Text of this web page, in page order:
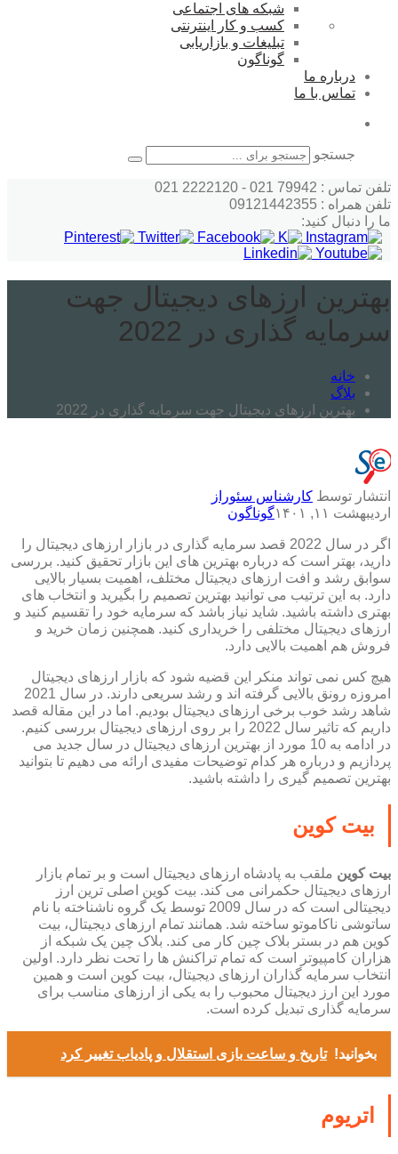
شبکه های اجتماعی
کسب و کار اینترنتی
تبلیغات و بازاریابی
گوناگون
درباره ما
تماس با ما
جستجو
تلفن تماس : 79942 021 - 2222120 021
تلفن همراه : 09121442355
ما را دنبال کنید:
بهترین ارزهای دیجیتال جهت
سرمایه گذاری در 2022
خانه
بلاگ
بهترین ارزهای دیجیتال جهت سرمایه گذاری در 2022
انتشار توسط کارشناس سئوراز
اردیبهشت ۱۱, ۱۴۰۱
گوناگون
اگر در سال 2022 قصد سرمایه گذاری در بازار ارزهای دیجیتال را
دارید، بهتر است که درباره بهترین های این بازار تحقیق کنید. بررسی
سوابق رشد و افت ارزهای دیجیتال مختلف، اهمیت بسیار بالایی
دارد. به این ترتیب می توانید بهترین تصمیم را بگیرید و انتخاب های
بهتری داشته باشید. شاید نیاز باشد که سرمایه خود را تقسیم کنید و
ارزهای دیجیتال مختلفی را خریداری کنید. همچنین زمان خرید و
فروش هم اهمیت بالایی دارد.
هیچ کس نمی تواند منکر این قضیه شود که بازار ارزهای دیجیتال
امروزه رونق بالایی گرفته اند و رشد سریعی دارند. در سال 2021
شاهد رشد خوب برخی ارزهای دیجیتال بودیم. اما در این مقاله قصد
داریم که تاثیر سال 2022 را بر روی ارزهای دیجیتال بررسی کنیم.
در ادامه به 10 مورد از بهترین ارزهای دیجیتال در سال جدید می
پردازیم و درباره هر کدام توضیحات مفیدی ارائه می دهیم تا بتوانید
بهترین تصمیم گیری را داشته باشید.
بیت کوین
بیت کوین ملقب به پادشاه ارزهای دیجیتال است و بر تمام بازار
ارزهای دیجیتال حکمرانی می کند. بیت کوین اصلی ترین ارز
دیجیتالی است که در سال 2009 توسط یک گروه ناشناخته با نام
ساتوشی ناکاموتو ساخته شد. همانند تمام ارزهای دیجیتال، بیت
کوین هم در بستر بلاک چین کار می کند. بلاک چین یک شبکه از
هزاران کامپیوتر است که تمام تراکنش ها را تحت نظر دارد. اولین
انتخاب سرمایه گذاران ارزهای دیجیتال، بیت کوین است و همین
مورد این ارز دیجیتال محبوب را به یکی از ارزهای مناسب برای
سرمایه گذاری تبدیل کرده است.
بخوانید! تاریخ و ساعت بازی استقلال و پادیاب تغییر کرد
اتریوم